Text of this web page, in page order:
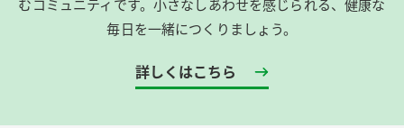
むコミュニティです。​小さなしあわせを感じられる、健康な
毎日を一緒につくりましょう。
詳しくはこちら